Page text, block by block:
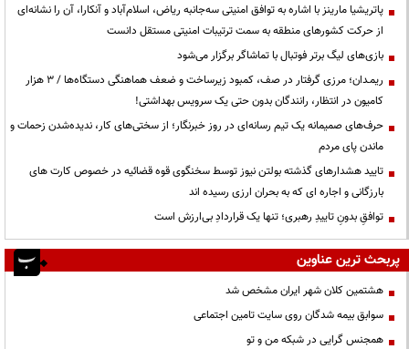
پاتریشیا مارینز با اشاره به توافق امنیتی سه‌جانبه ریاض، اسلام‌آباد و آنکارا، آن را نشانه‌ای
از حرکت کشورهای منطقه به سمت ترتیبات امنیتی مستقل دانست
بازی‌های لیگ برتر فوتبال با تماشاگر برگزار می‌شود
ریمـدان؛ مرزی گرفتار در صف، کمبود زیرساخت و ضعف هماهنگی دستگاه‌ها / ۳ هزار
کامیون در انتظار، رانندگان بدون حتی یک سرویس بهداشتی!
حرف‌های صمیمانه یک تیم رسانه‌ای در روز خبرنگار؛ از سختی‌های کار، ندیده‌شدن زحمات و
ماندن پای مردم
تایید هشدارهای گذشته بولتن نیوز توسط سخنگوی قوه قضائیه در خصوص کارت های
بارزگانی و اجاره ای که به بحران ارزی رسیده اند
توافقِ بدونِ تاییدِ رهبری؛ تنها یک قراردادِ بی‌ارزش است
پربحث ترین عناوین
هشتمین کلان شهر ایران مشخص شد
سوابق بیمه شدگان روی سایت تامین اجتماعی
همجنس گرایی در شبکه من و تو